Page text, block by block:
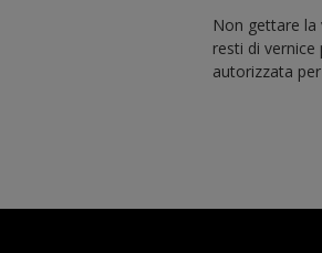
Non gettare la
resti di
autorizzata